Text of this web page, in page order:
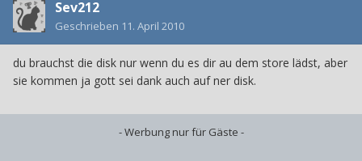
Sev212
Geschrieben 11. April 2010
du brauchst die disk nur wenn du es dir au dem store lädst, aber
sie kommen ja gott sei dank auch auf ner disk.
- Werbung nur für Gäste -